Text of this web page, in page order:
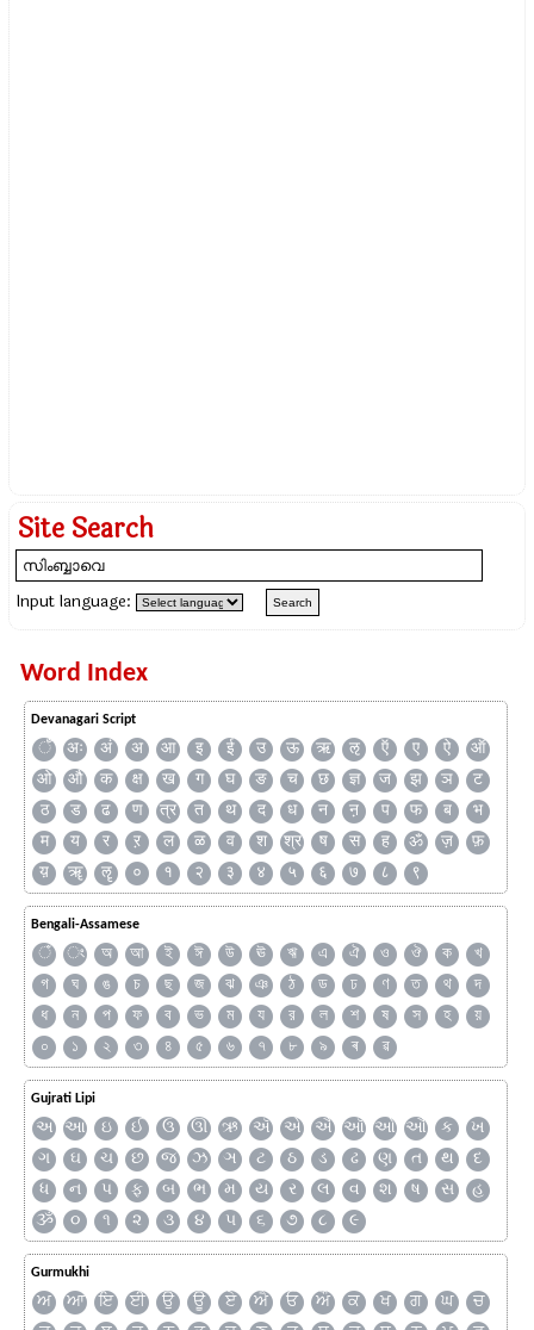
Site Search
Input language:
Word Index
Devanagari Script
ँ अः अं अ आ इ ई उ ऊ ऋ ऌ ऍ ए ऐ
ऑ
ओ
औ क क्ष ख ग घ ङ च छ ज्ञ ज झ ञ
ट
ठ
ड ढ ण त्र त थ द ध न ऩ प फ ब
भ
म
य र ऱ ल ळ व श श्र ष स ह ॐ ज़
फ़
य़
ॠ ॡ ० १ २ ३ ४ ५ ६ ७ ८ ९
Bengali-Assamese
ঁ ং অ আ ই ঈ উ ঊ ঋ এ ঐ ও ঔ ক
খ
গ
ঘ ঙ চ ছ জ ঝ ঞ ঠ ড ঢ ণ ত থ
দ
ধ
ন প ফ ব ভ ম য র ল শ ষ স হ
য়
০
১ ২ ৩ ৪ ৫ ৬ ৭ ৮ ৯ ৰ ৱ
Gujrati Lipi
અ આ ઇ ઈ ઉ ઊ ઋ ઍ એ ઐ ઑ ઓ ઔ ક
ખ
ગ
ઘ ચ છ જ ઝ ઞ ટ ઠ ડ ઢ ણ ત થ
દ
ધ
ન પ ફ બ ભ મ ય ર લ વ શ ષ સ
હ
ૐ
૦ ૧ ૨ ૩ ૪ ૫ ૬ ૭ ૮ ૯
Gurmukhi
ਅ ਆ ਇ ਈ ਉ ਊ ਏ ਐ ਓ ਔ ਕ ਖ ਗ ਘ
ਚ